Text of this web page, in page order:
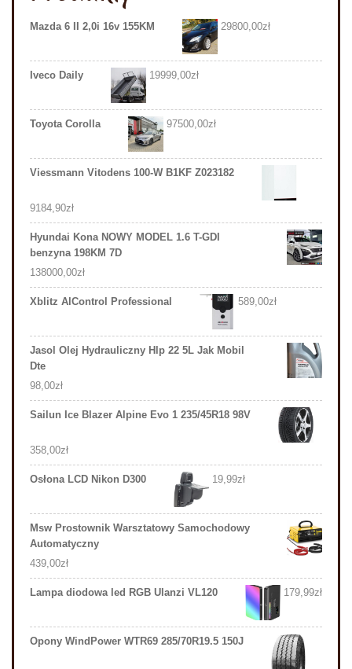
Mazda 6 II 2,0i 16v 155KM 29800,00zł
Iveco Daily 19999,00zł
Toyota Corolla 97500,00zł
Viessmann Vitodens 100-W B1KF Z023182
9184,90zł
Hyundai Kona NOWY MODEL 1.6 T-GDI
benzyna 198KM 7D
138000,00zł
Xblitz AlControl Professional 589,00zł
Jasol Olej Hydrauliczny Hlp 22 5L Jak Mobil
Dte
98,00zł
Sailun Ice Blazer Alpine Evo 1 235/45R18 98V
358,00zł
Osłona LCD Nikon D300 19,99zł
Msw Prostownik Warsztatowy Samochodowy
Automatyczny
439,00zł
Lampa diodowa led RGB Ulanzi VL120 179,99zł
Opony WindPower WTR69 285/70R19.5 150J